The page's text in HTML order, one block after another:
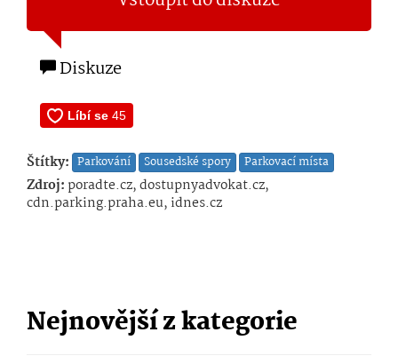
Diskuze
Štítky: Parkování Sousedské spory Parkovací místa
Zdroj: poradte.cz, dostupnyadvokat.cz,
cdn.parking.praha.eu, idnes.cz
Nejnovější z kategorie